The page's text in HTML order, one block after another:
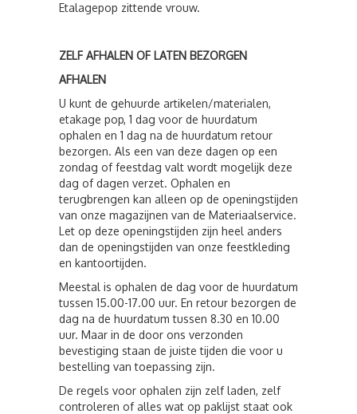
Etalagepop zittende vrouw.
ZELF AFHALEN OF LATEN BEZORGEN
AFHALEN
U kunt de gehuurde artikelen/materialen,
etakage pop, 1 dag voor de huurdatum
ophalen en 1 dag na de huurdatum retour
bezorgen. Als een van deze dagen op een
zondag of feestdag valt wordt mogelijk deze
dag of dagen verzet. Ophalen en
terugbrengen kan alleen op de openingstijden
van onze magazijnen van de Materiaalservice.
Let op deze openingstijden zijn heel anders
dan de openingstijden van onze feestkleding
en kantoortijden.
Meestal is ophalen de dag voor de huurdatum
tussen 15.00-17.00 uur. En retour bezorgen de
dag na de huurdatum tussen 8.30 en 10.00
uur. Maar in de door ons verzonden
bevestiging staan de juiste tijden die voor u
bestelling van toepassing zijn.
De regels voor ophalen zijn zelf laden, zelf
controleren of alles wat op paklijst staat ook